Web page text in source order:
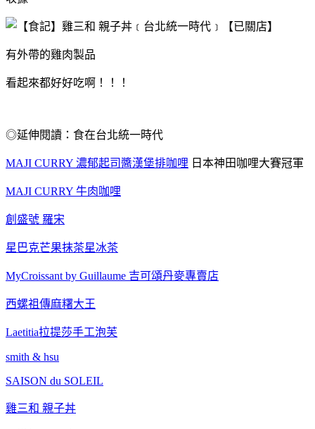
有外帶的雞肉製品
看起來都好好吃啊！！！
◎延伸閱讀：食在台北統一時代
MAJI CURRY 濃郁起司醬漢堡排咖哩 日本神田咖哩大賽冠軍
MAJI CURRY 牛肉咖哩
創盛號 羅宋
星巴克芒果抹茶星冰茶
MyCroissant by Guillaume 吉可頌丹麥專賣店
西螺祖傳麻糬大王
Laetitia拉提莎手工泡芙
smith & hsu
SAISON du SOLEIL
雞三和 親子丼